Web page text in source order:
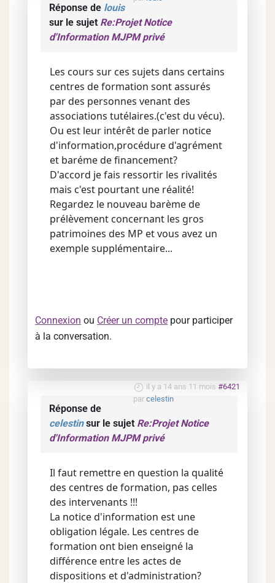
Réponse de louis
sur le sujet Re:Projet Notice
d'Information MJPM privé
Les cours sur ces sujets dans certains
centres de formation sont assurés
par des personnes venant des
associations tutélaires.(c'est du vécu).
Ou est leur intérêt de parler notice
d'information,procédure d'agrément
et baréme de financement?
D'accord je fais ressortir les rivalités
mais c'est pourtant une réalité!
Regardez le nouveau barème de
prélèvement concernant les gros
patrimoines des MP et vous avez un
exemple supplémentaire...
Connexion ou Créer un compte pour participer
à la conversation.
il y a 14 ans 11 mois #6421
par celestin
Réponse de
celestinsur le sujet Re:Projet Notice
d'Information MJPM privé
Il faut remettre en question la qualité
des centres de formation, pas celles
des intervenants !!!
La notice d'information est une
obligation légale. Les centres de
formation ont bien enseigné la
différence entre les actes de
dispositions et d'administration?